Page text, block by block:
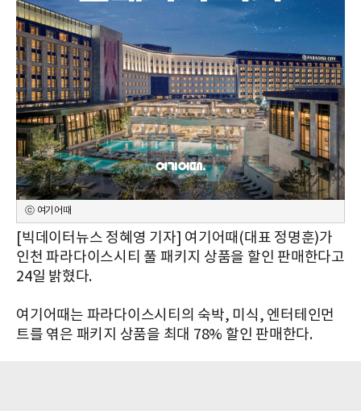
ⓒ 여기어때
[빅데이터뉴스 정혜영 기자] 여기어때(대표 정명훈)가
인천 파라다이스시티 풀 패키지 상품을 할인 판매한다고
24일 밝혔다.
여기어때는 파라다이스시티의 숙박, 미식, 엔터테인먼
트를 엮은 패키지 상품을 최대 78% 할인 판매한다.